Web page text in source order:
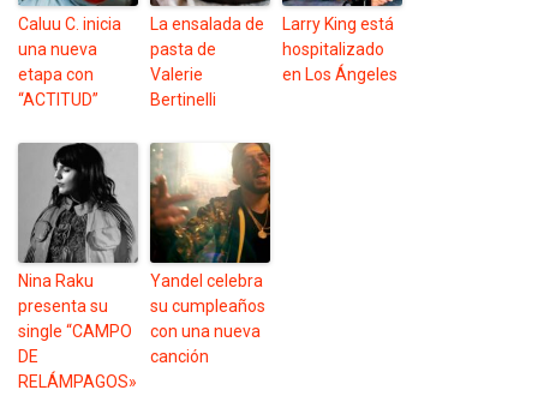
Caluu C. inicia
una nueva
etapa con
“ACTITUD”
La ensalada de
pasta de
Valerie
Bertinelli
Larry King está
hospitalizado
en Los Ángeles
Nina Raku
presenta su
single “CAMPO
DE
RELÁMPAGOS»
Yandel celebra
su cumpleaños
con una nueva
canción